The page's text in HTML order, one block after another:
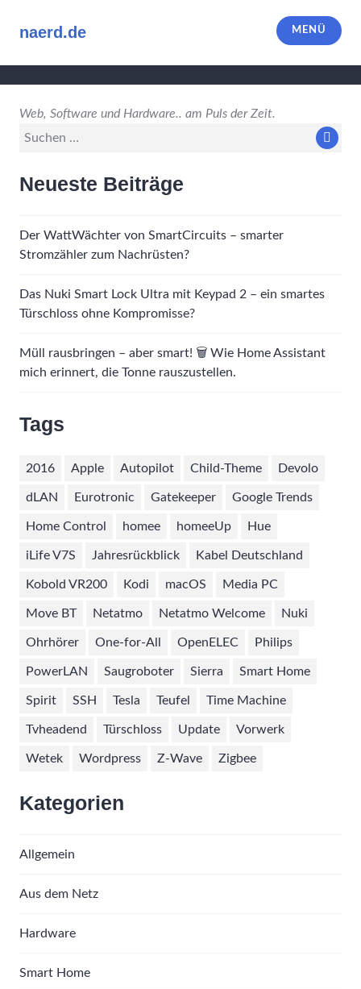
Inhaltnaerd.de MENÜ
Web, Software und Hardware.. am Puls der Zeit.
Suche
Neueste Beiträge
Der WattWächter von SmartCircuits – smarter
Stromzähler zum Nachrüsten?
Das Nuki Smart Lock Ultra mit Keypad 2 – ein smartes
Türschloss ohne Kompromisse?
Müll rausbringen – aber smart! 🗑️ Wie Home Assistant
mich erinnert, die Tonne rauszustellen.
Tags
2016 Apple Autopilot Child-Theme Devolo
dLAN Eurotronic Gatekeeper Google Trends
Home Control homee homeeUp Hue
iLife V7S Jahresrückblick Kabel Deutschland
Kobold VR200 Kodi macOS Media PC
Move BT Netatmo Netatmo Welcome Nuki
Ohrhörer One-for-All OpenELEC Philips
PowerLAN Saugroboter Sierra Smart Home
Spirit SSH Tesla Teufel Time Machine
Tvheadend Türschloss Update Vorwerk
Wetek Wordpress Z-Wave Zigbee
Kategorien
Allgemein
Aus dem Netz
Hardware
Smart Home